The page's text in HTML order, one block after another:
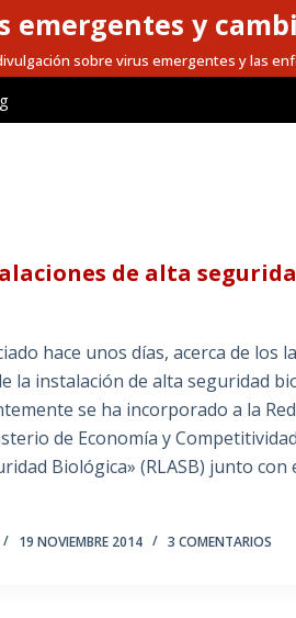
emergentes y
sobre virus emergentes y las
de alta
hace unos días, acerca de
la instalación de alta seguridad
se ha incorporado a la
de Economía y
Biológica» (RLASB) junto
19 NOVIEMBRE 2014 3 COMENTARIOS